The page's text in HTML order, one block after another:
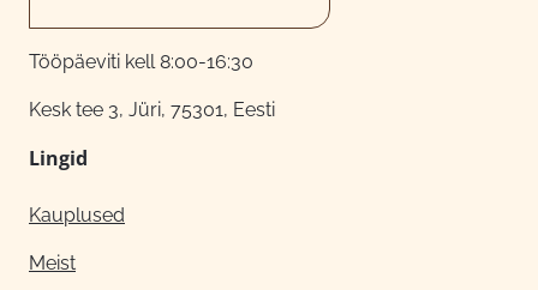
Tööpäeviti kell 8:00-16:30
Kesk tee 3, Jüri, 75301, Eesti
Lingid
Kauplused
Meist